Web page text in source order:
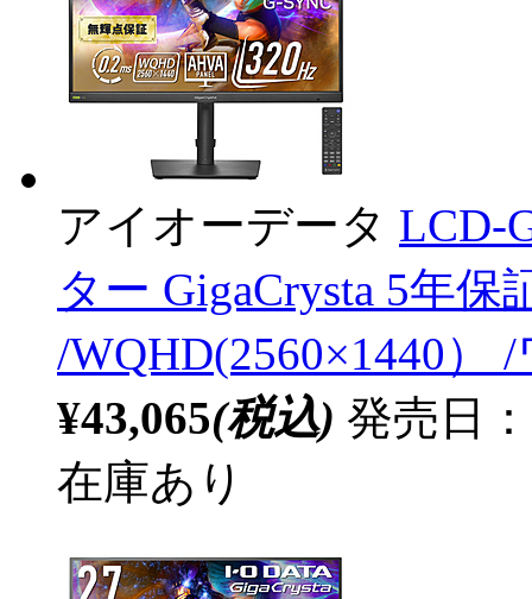
アイオーデータ LCD-
ター GigaCrysta 5年
/WQHD(2560×1440）
¥43,065(税込) 発売日
在庫あり